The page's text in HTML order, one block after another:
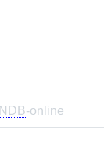
NDB-online